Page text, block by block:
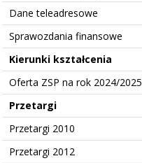
Dane teleadresowe
Sprawozdania finansowe
Kierunki kształcenia
Oferta ZSP na rok 2024/2025
Przetargi
Przetargi 2010
Przetargi 2012